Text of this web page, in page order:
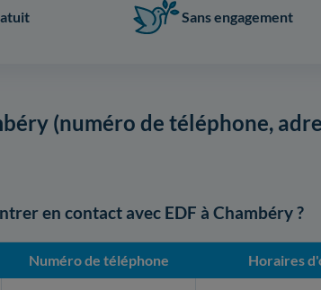
Sans engagement
(numéro de téléphone,
en contact avec EDF à Chambéry ?
Numéro de téléphone Horaires